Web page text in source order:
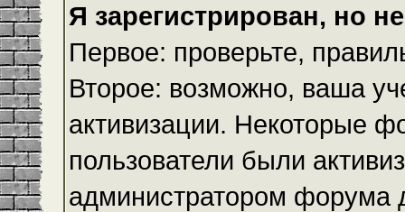
Я зарегистрирован, но
Первое: проверьте,
Второе: возможно, ваша
активизации. Некоторые
пользователи были
администратором форума